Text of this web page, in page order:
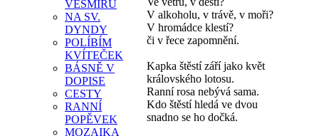
VESMÍRU
NA SV.
DYNDY
POLÍBÍM
KVÍTEČEK
BÁSNĚ V
DOPISE
CESTY
RANNÍ
POPĚVEK
MOZAIKA
V alkoholu, v trávě, v moři?
V hromádce klestí?
či v řece zapomnění.
Kapka štěstí září jako květ
královského lotosu.
Ranní rosa nebývá sama.
Kdo štěstí hledá ve dvou
snadno se ho dočká.